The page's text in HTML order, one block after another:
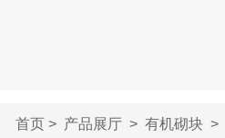
首页> 产品展厅> 有机砌块>